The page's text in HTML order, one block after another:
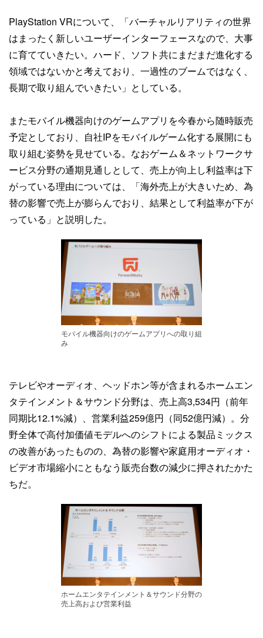
PlayStation VRについて、「バーチャルリアリティの世界
はまったく新しいユーザーインターフェースなので、大事
に育てていきたい。ハード、ソフト共にまだまだ進化する
領域ではないかと考えており、一過性のブームではなく、
長期で取り組んでいきたい」としている。
またモバイル機器向けのゲームアプリを今春から随時販売
予定としており、自社IPをモバイルゲーム化する展開にも
取り組む姿勢を見せている。なおゲーム＆ネットワークサ
ービス分野の通期見通しとして、売上が向上し利益率は下
がっている理由については、「海外売上が大きいため、為
替の影響で売上が膨らんでおり、結果として利益率が下が
っている」と説明した。
モバイル機器向けのゲームアプリへの取り組
み
テレビやオーディオ、ヘッドホン等が含まれるホームエン
タテインメント＆サウンド分野は、売上高3,534円（前年
同期比12.1%減）、営業利益259億円（同52億円減）。分
野全体で高付加価値モデルへのシフトによる製品ミックス
の改善があったものの、為替の影響や家庭用オーディオ・
ビデオ市場縮小にともなう販売台数の減少に押されたかた
ちだ。
ホームエンタテインメント＆サウンド分野の
売上高および営業利益